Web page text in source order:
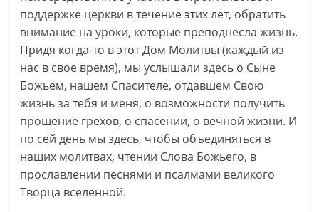
поддержке церкви в течение этих лет, обратить
внимание на уроки, которые преподнесла жизнь.
Придя когда-то в этот Дом Молитвы (каждый из
нас в свое время), мы услышали здесь о Сыне
Божьем, нашем Спасителе, отдавшем Свою
жизнь за тебя и меня, о возможности получить
прощение грехов, о спасении, о вечной жизни. И
по сей день мы здесь, чтобы объединяться в
наших молитвах, чтении Слова Божьего, в
прославлении песнями и псалмами великого
Творца вселенной.